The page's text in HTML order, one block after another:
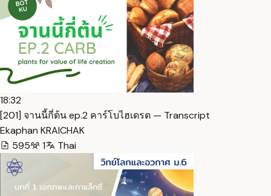
18:32
[201] จานนี้กี่ต้น ep.2 คาร์โบไฮเดรต — Transcript
Ekaphan KRAICHAK
595
1 Thai